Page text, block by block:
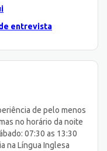
entrevista
de pelo menos
no horário da noite
07:30 as 13:30
na Lí­ngua Inglesa